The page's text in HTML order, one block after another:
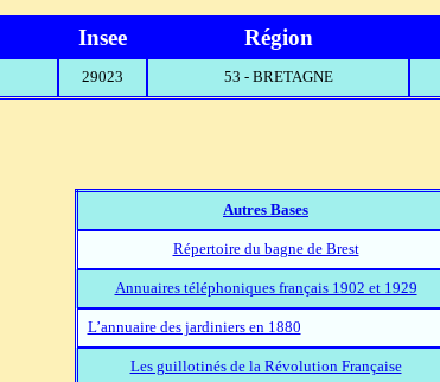
Insee Région
29023 53 - BRETAGNE
Autres Bases
Répertoire du bagne de Brest
Annuaires téléphoniques français 1902 et 1929
L’annuaire des jardiniers en 1880
Les guillotinés de la Révolution Française